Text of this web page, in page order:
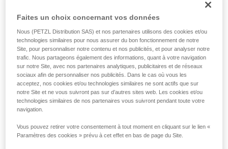
Faites un choix concernant vos données
Nous (PETZL Distribution SAS) et nos partenaires utilisons des cookies et/ou
technologies similaires pour nous assurer du bon fonctionnement de notre
Site, pour personnaliser notre contenu et nos publicités, et pour analyser notre
trafic. Nous partageons également des informations, quant à votre navigation
sur notre Site, avec nos partenaires analytiques, publicitaires et de réseaux
sociaux afin de personnaliser nos publicités. Dans le cas où vous les
acceptez, nos cookies et/ou technologies similaires ne sont actifs que sur
notre Site et ne vous suivront pas sur d’autres sites web. Les cookies et/ou
technologies similaires de nos partenaires vous suivront pendant toute votre
navigation.
Vous pouvez retirer votre consentement à tout moment en cliquant sur le lien «
Paramètres des cookies » prévu à cet effet en bas de page du Site.